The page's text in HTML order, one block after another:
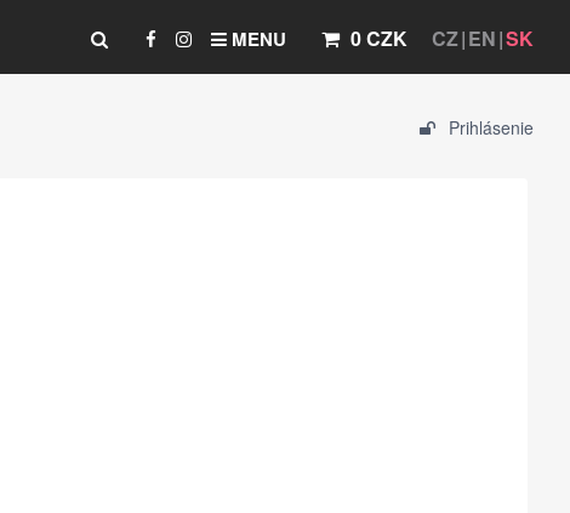
CZ EN SK
0 CZK
MENU
Prihlásenie